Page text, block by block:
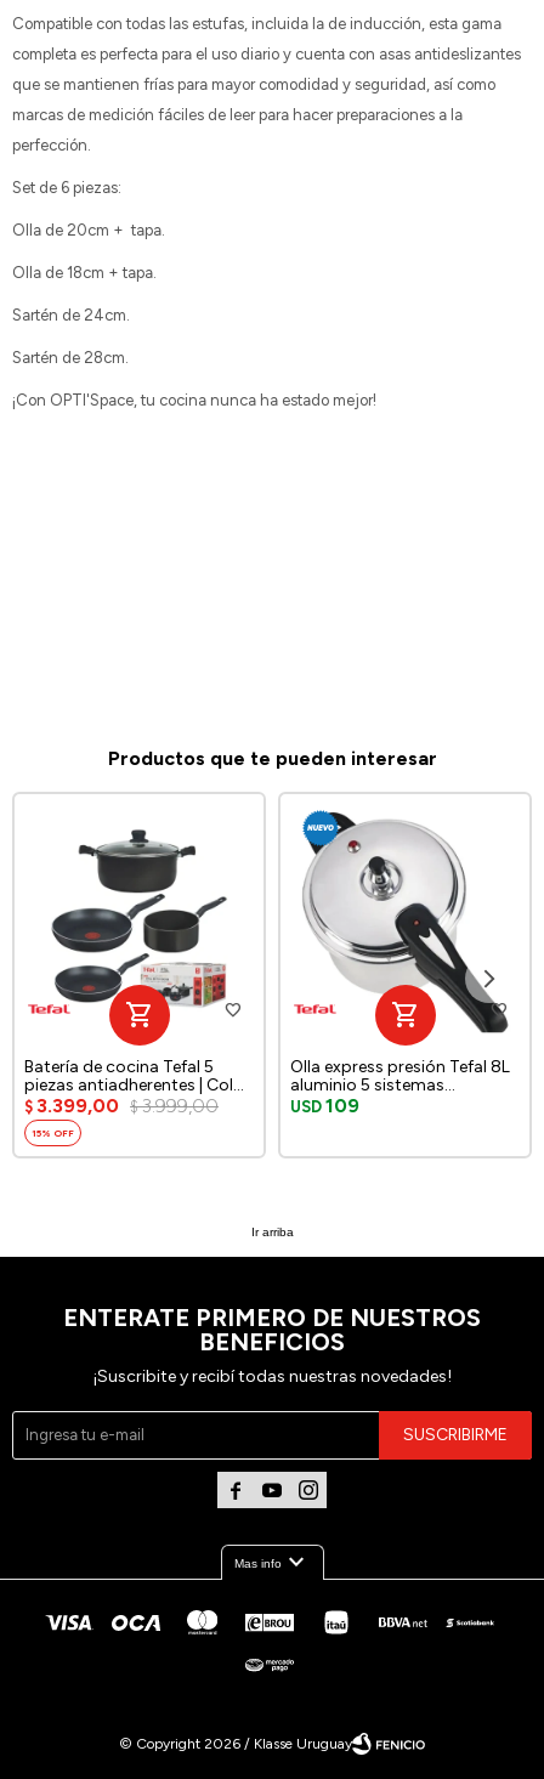
Compatible con todas las estufas, incluida la de inducción, esta gama
completa es perfecta para el uso diario y cuenta con asas antideslizantes
que se mantienen frías para mayor comodidad y seguridad, así como
marcas de medición fáciles de leer para hacer preparaciones a la
perfección.
Set de 6 piezas:
Olla de 20cm + tapa.
Olla de 18cm + tapa.
Sartén de 24cm.
Sartén de 28cm.
¡Con OPTI'Space, tu cocina nunca ha estado mejor!
Productos que te pueden interesar
Batería de cocina Tefal 5
piezas antiadherentes | Color
negro.
$ 3.399,00 $ 3.999,00
15
Olla express presión Tefal 8L
aluminio 5 sistemas
seguridad c/tapa
USD 109
Ir arriba
ENTERATE PRIMERO DE NUESTROS
BENEFICIOS
¡Suscribite y recibí todas nuestras novedades!
SUSCRIBIRME
  
Mas infoexpand_more
© Copyright 2026 / Klasse Uruguay